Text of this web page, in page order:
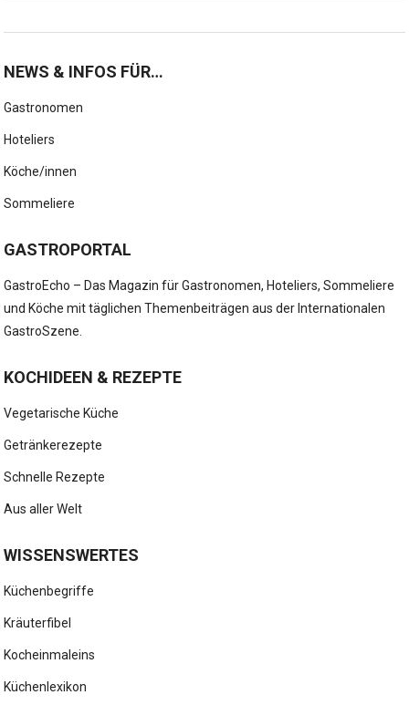
NEWS & INFOS FÜR…
Gastronomen
Hoteliers
Köche/innen
Sommeliere
GASTROPORTAL
GastroEcho – Das Magazin für Gastronomen, Hoteliers, Sommeliere
und Köche mit täglichen Themenbeiträgen aus der Internationalen
GastroSzene.
KOCHIDEEN & REZEPTE
Vegetarische Küche
Getränkerezepte
Schnelle Rezepte
Aus aller Welt
WISSENSWERTES
Küchenbegriffe
Kräuterfibel
Kocheinmaleins
Küchenlexikon